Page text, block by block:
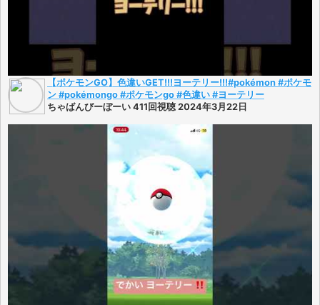
【ポケモンGO】色違いGET!!!ヨーテリー!!!#pokémon #ポケモ
ン #pokémongo #ポケモンgo #色違い #ヨーテリー
ちゃばんびーぼーい 411回視聴 2024年3月22日